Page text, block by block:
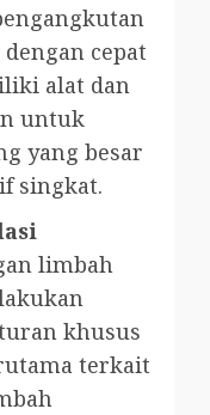
cepat
alat dan
untuk
yang besar
singkat.
limbah
khusus
terkait